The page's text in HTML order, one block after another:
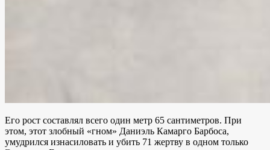
Его рост составлял всего один метр 65 сантиметров. При
этом, этот злобный «гном» Даниэль Камарго Барбоса,
умудрился изнасиловать и убить 71 жертву в одном только